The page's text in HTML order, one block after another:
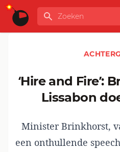
Ga naar de inhoud
GLOBALINFO
Zoeken
‘Hire and Fire’: Brinkhorst en de
Lissabon
Minister Brinkhorst,
een onthullende